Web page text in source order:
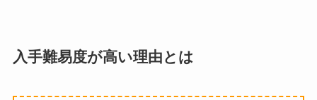
入手難易度が高い理由とは